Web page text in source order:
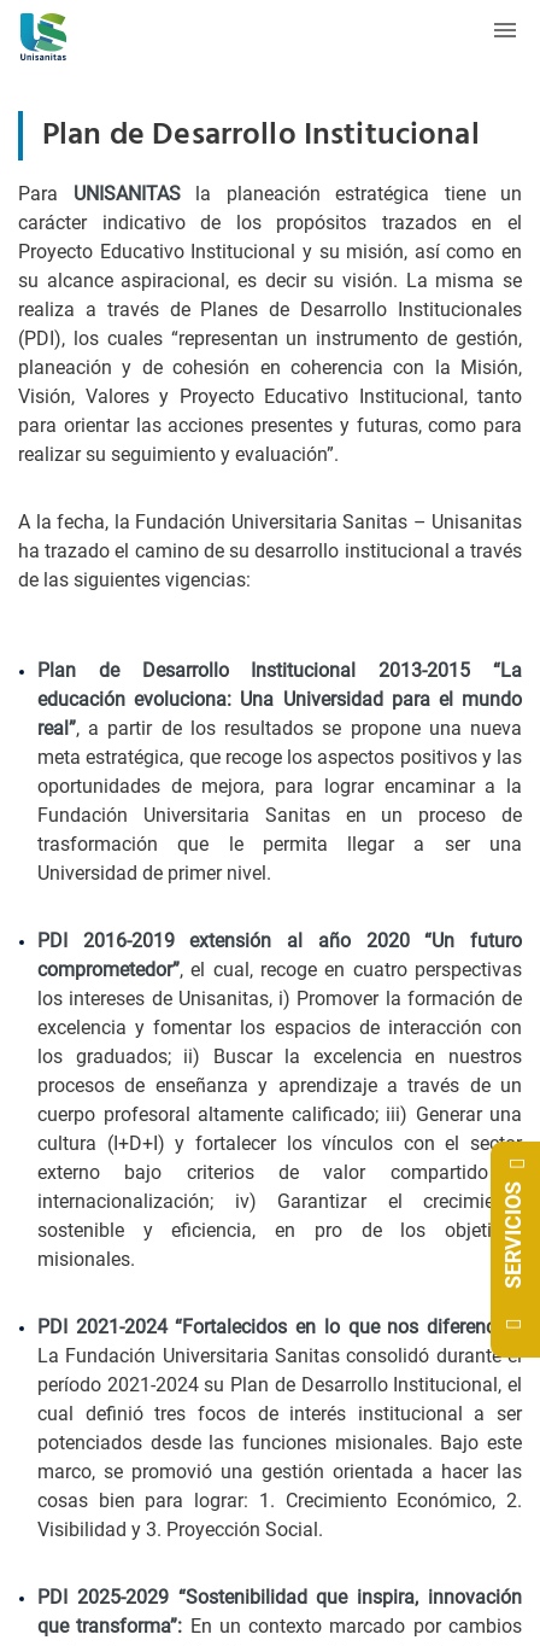
Plan de Desarrollo Institucional
Para UNISANITASla planeación estratégica tiene un
carácter indicativo de los propósitos trazados en el
Proyecto Educativo Institucional y su misión, así como en
su alcance aspiracional, es decir su visión. La misma se
realiza a través de Planes de Desarrollo Institucionales
(PDI), los cuales “representan un instrumento de gestión,
planeación y de cohesión en coherencia con la Misión,
Visión, Valores y Proyecto Educativo Institucional, tanto
para orientar las acciones presentes y futuras, como para
realizar su seguimiento y evaluación”.
A la fecha, la Fundación Universitaria Sanitas – Unisanitas
ha trazado el camino de su desarrollo institucional a través
de las siguientes vigencias:
Plan de Desarrollo Institucional 2013-2015 “La
educación evoluciona: Una Universidad para el mundo
real”, a partir de los resultados se propone una nueva
meta estratégica, que recoge los aspectos positivos y las
oportunidades de mejora, para lograr encaminar a la
Fundación Universitaria Sanitas en un proceso de
trasformación que le permita llegar a ser una
Universidad de primer nivel.
PDI 2016-2019 extensión al año 2020 “Un futuro
comprometedor”, el cual, recoge en cuatro perspectivas
los intereses de Unisanitas, i) Promover la formación de
excelencia y fomentar los espacios de interacción con
los graduados; ii) Buscar la excelencia en nuestros
procesos de enseñanza y aprendizaje a través de un
cuerpo profesoral altamente calificado; iii) Generar una
cultura (I+D+I) y fortalecer los vínculos con el sector
externo bajo criterios de valor compartido e
internacionalización; iv) Garantizar el crecimiento
sostenible y eficiencia, en pro de los objetivos
misionales.
PDI 2021-2024 “Fortalecidos en lo que nos diferencia”:
La Fundación Universitaria Sanitas consolidó durante el
período 2021-2024 su Plan de Desarrollo Institucional, el
cual definió tres focos de interés institucional a ser
potenciados desde las funciones misionales. Bajo este
marco, se promovió una gestión orientada a hacer las
cosas bien para lograr: 1. Crecimiento Económico, 2.
Visibilidad y 3. Proyección Social.
PDI 2025-2029 “Sostenibilidad que inspira, innovación
que transforma”: En un contexto marcado por cambios
SERVICIOS